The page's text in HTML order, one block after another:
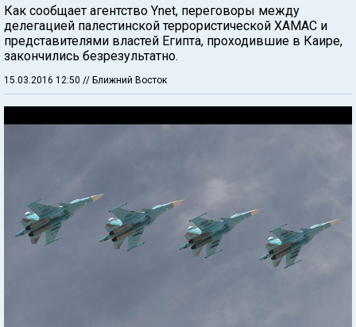
Как сообщает агентство Ynet, переговоры между
делегацией палестинской террористической ХАМАС и
представителями властей Египта, проходившие в Каире,
закончились безрезультатно.
15.03.2016 12:50 // Ближний Восток